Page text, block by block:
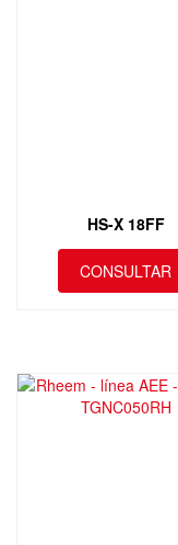
HS-X 18FF
CONSULTAR